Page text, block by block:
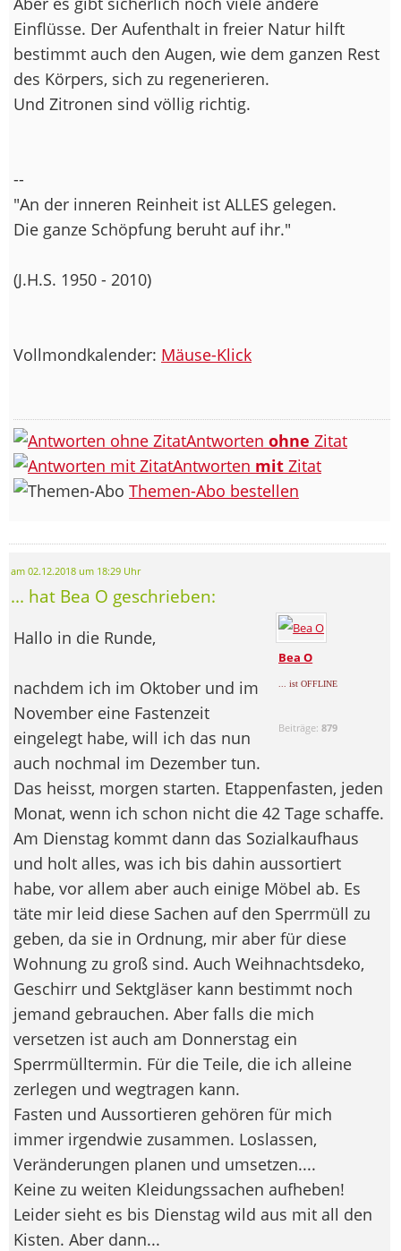
Einflüsse. Der Aufenthalt in freier Natur hilft
bestimmt auch den Augen, wie dem ganzen Rest
des Körpers, sich zu regenerieren.
Und Zitronen sind völlig richtig.
--
"An der inneren Reinheit ist ALLES gelegen.
Die ganze Schöpfung beruht auf ihr."
(J.H.S. 1950 - 2010)
Vollmondkalender: Mäuse-Klick
Antworten ohne Zitat
Antworten mit Zitat
Themen-Abo bestellen
am 02.12.2018 um 18:29 Uhr
... hat Bea O geschrieben:
Bea O
... ist OFFLINE
Beiträge:879
Hallo in die Runde,
nachdem ich im Oktober und im
November eine Fastenzeit
eingelegt habe, will ich das nun
auch nochmal im Dezember tun.
Das heisst, morgen starten. Etappenfasten, jeden
Monat, wenn ich schon nicht die 42 Tage schaffe.
Am Dienstag kommt dann das Sozialkaufhaus
und holt alles, was ich bis dahin aussortiert
habe, vor allem aber auch einige Möbel ab. Es
täte mir leid diese Sachen auf den Sperrmüll zu
geben, da sie in Ordnung, mir aber für diese
Wohnung zu groß sind. Auch Weihnachtsdeko,
Geschirr und Sektgläser kann bestimmt noch
jemand gebrauchen. Aber falls die mich
versetzen ist auch am Donnerstag ein
Sperrmülltermin. Für die Teile, die ich alleine
zerlegen und wegtragen kann.
Fasten und Aussortieren gehören für mich
immer irgendwie zusammen. Loslassen,
Veränderungen planen und umsetzen....
Keine zu weiten Kleidungssachen aufheben!
Leider sieht es bis Dienstag wild aus mit all den
Kisten. Aber dann...